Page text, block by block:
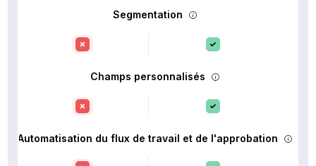
Segmentation
Champs personnalisés
Automatisation du flux de travail et de l'approbation